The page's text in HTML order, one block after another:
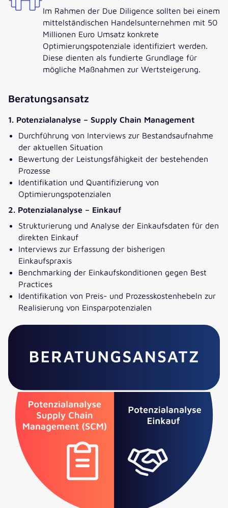
Im Rahmen der Due Diligence sollten bei einem
mittelständischen Handelsunternehmen mit 50
Millionen Euro Umsatz konkrete
Optimierungspotenziale identifiziert werden.
Diese dienten als fundierte Grundlage für
mögliche Maßnahmen zur Wertsteigerung.
Beratungsansatz
1. Potenzialanalyse – Supply Chain Management
Durchführung von Interviews zur Bestandsaufnahme
der aktuellen Situation
Bewertung der Leistungsfähigkeit der bestehenden
Prozesse
Identifikation und Quantifizierung von
Optimierungspotenzialen
2. Potenzialanalyse – Einkauf
Strukturierung und Analyse der Einkaufsdaten für den
direkten Einkauf
Interviews zur Erfassung der bisherigen
Einkaufspraxis
Benchmarking der Einkaufskonditionen gegen Best
Practices
Identifikation von Preis- und Prozesskostenhebeln zur
Realisierung von Einsparpotenzialen